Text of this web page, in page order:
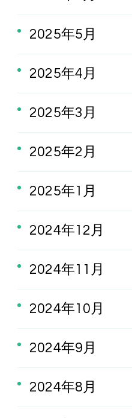
2025年5月
2025年4月
2025年3月
2025年2月
2025年1月
2024年12月
2024年11月
2024年10月
2024年9月
2024年8月